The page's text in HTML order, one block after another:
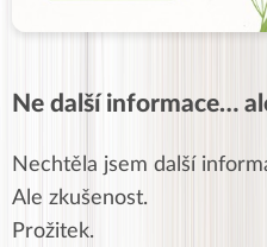
Ne další informace…
Nechtěla jsem další
Ale zkušenost.
Prožitek.